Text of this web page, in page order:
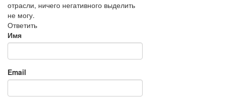
отрасли, ничего негативного выделить
не могу.
Ответить
Имя
Email